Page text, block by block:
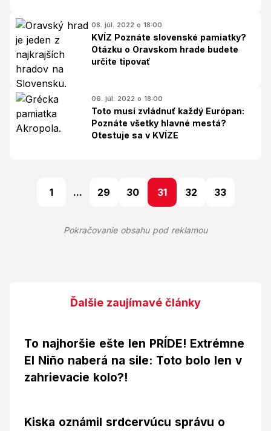
08. júl. 2022 o 18:00
KVÍZ Poznáte slovenské pamiatky?
Otázku o Oravskom hrade budete
určite tipovať
06. júl. 2022 o 18:00
Toto musí zvládnuť každý Európan:
Poznáte všetky hlavné mestá?
Otestuje sa v KVÍZE
1 ... 29 30 31 32 33
Pokračovanie obsahu pod reklamou
Ďalšie zaujímavé články
To najhoršie ešte len PRÍDE! Extrémne
El Niño naberá na sile: Toto bolo len v
zahrievacie kolo?!
Kiska oznámil srdcervúcu správu o